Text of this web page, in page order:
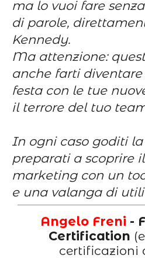
ma lo vuoi fare
di parole,
Kennedy.
Ma attenzione:
anche farti diventare
festa con le tue
il terrore del tuo
In ogni caso goditi
preparati a scoprire
marketing con un
e una valanga di
Angelo Freni -
Certification
certificazioni